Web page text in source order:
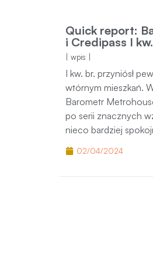
wtórnym mieszkań.
Barometr
serii znacznych
bardziej spokojna.
02/04/2024